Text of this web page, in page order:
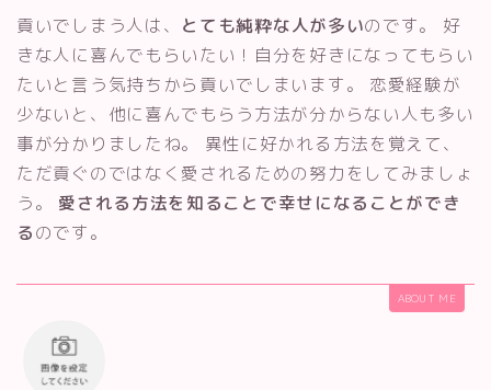
貢いでしまう人は、 とても純粋な人が多いのです。 好
きな人に喜んでもらいたい！自分を好きになってもらい
たいと言う気持ちから貢いでしまいます。 恋愛経験が
少ないと、他に喜んでもらう方法が分からない人も多い
事が分かりましたね。 異性に好かれる方法を覚えて、
ただ貢ぐのではなく愛されるための努力をしてみましょ
う。 愛される方法を知ることで幸せになることができ
るのです。
ABOUT ME